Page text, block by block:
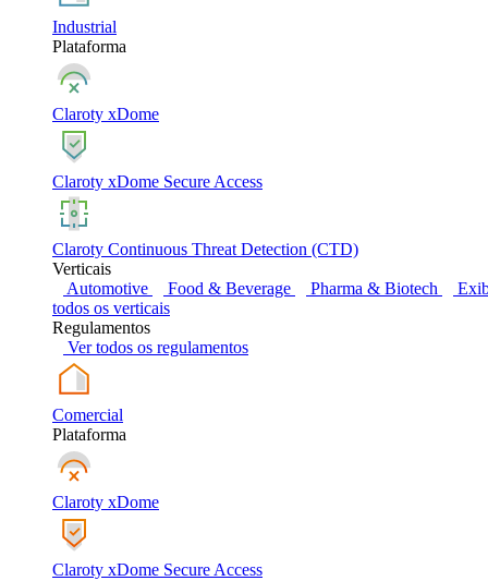
Industrial
Plataforma
Claroty xDome
Claroty xDome Secure Access
Claroty Continuous Threat Detection (CTD)
Verticais
Automotive
Food & Beverage Pharma & Biotech
todos os verticais
Regulamentos
Ver todos os regulamentos
Comercial
Plataforma
Claroty xDome
Claroty xDome Secure Access